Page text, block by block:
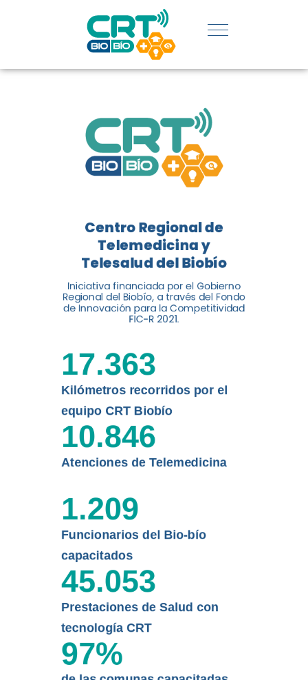
REGIÓN:
CONOCE
LOGROS
DE CRT
BIOBÍO
El Centro Regional de
Telemedicina y Telesalud del
Biobío presenta el balance de
tres años acercando la salud
digital a los habitantes...
Leer más
Centro Regional de
Telemedicina y
Telesalud del Biobío
Iniciativa financiada por el Gobierno
Regional del Biobío, a través del Fondo
de Innovación para la Competitividad
FIC-R 2021.
Kilómetros recorridos por el
equipo CRT Biobío
17.363
Atenciones de Telemedicina
10.846
Funcionarios del Bio-bío
capacitados
1.209
Prestaciones de Salud con
tecnología CRT
45.053
97%